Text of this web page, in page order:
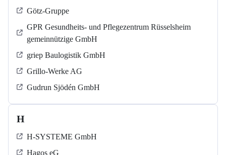
Götz-Gruppe
GPR Gesundheits- und Pflegezentrum Rüsselsheim
gemeinnützige GmbH
griep Baulogistik GmbH
Grillo-Werke AG
Gudrun Sjödén GmbH
H
H-SYSTEME GmbH
Hagos eG